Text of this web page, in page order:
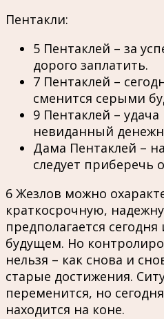
Пентакли:
5 Пентаклей – за
дорого заплатить.
7 Пентаклей –
сменится серыми
9 Пентаклей –
невиданный
Дама Пентаклей –
следует приберечь
6 Жезлов можно
краткосрочную,
предполагается
будущем. Но
нельзя – как снова и
старые достижения.
переменится, но
находится на коне.